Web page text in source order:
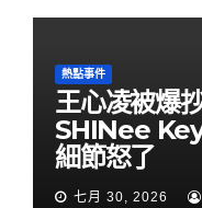
熱點事件
王心凌被爆
SHINee
細節怒了
七月 30, 2026